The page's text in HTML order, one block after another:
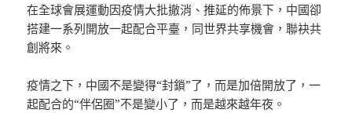
在全球會展運動因疫情大批撤消、推延的佈景下，中國卻
搭建一系列開放一起配合平臺，同世界共享機會，聯袂共
創將來。
疫情之下，中國不是變得“封鎖”了，而是加倍開放了，一
起配合的“伴侶圈”不是變小了，而是越來越年夜。